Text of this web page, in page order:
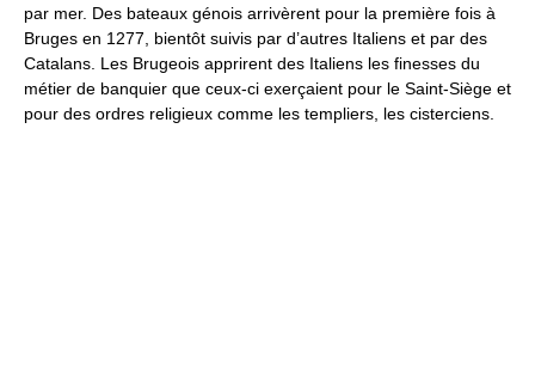
par mer. Des bateaux génois arrivèrent pour la première fois à
Bruges en 1277, bientôt suivis par d’autres Italiens et par des
Catalans. Les Brugeois apprirent des Italiens les finesses du
métier de banquier que ceux-ci exerçaient pour le Saint-Siège et
pour des ordres religieux comme les templiers, les cisterciens.